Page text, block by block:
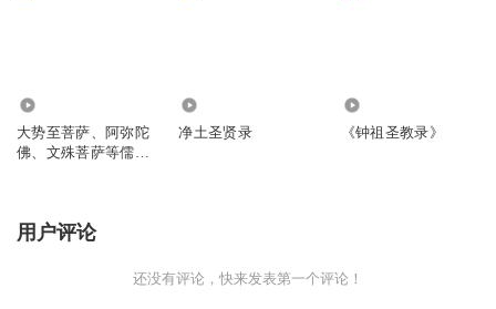
大势至菩萨、阿弥陀
佛、文殊菩萨等儒释
净土圣贤录 《钟祖圣教录》
用户评论
还没有评论，快来发表第一个评论！